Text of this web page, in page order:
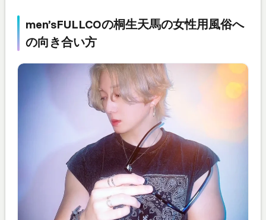
men’sFULLCOの桐生天馬の女性用風俗へ
の向き合い方